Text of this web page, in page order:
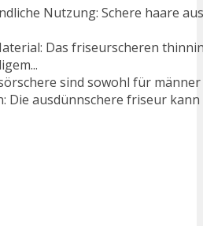
Nutzung: Schere haare
Das friseurscheren
sind sowohl für
Die ausdünnschere friseur